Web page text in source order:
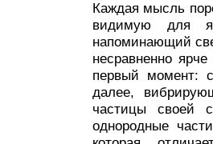
Каждая мысль
видимую для
напоминающий
несравненно
первый момент:
далее,
частицы своей
однородные